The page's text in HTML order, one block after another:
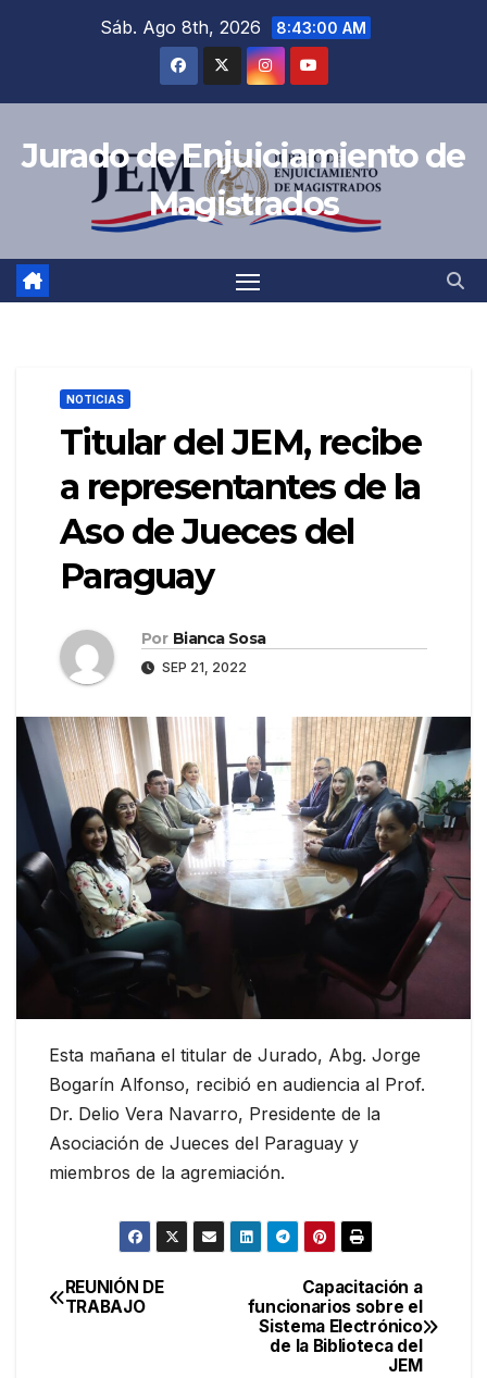
Sáb. Ago 8th, 2026 8:43:01 AM
Jurado de Enjuiciamiento de
Magistrados
NOTICIAS
Titular del JEM, recibe
a representantes de la
Aso de Jueces del
Paraguay
Por Bianca Sosa
SEP 21, 2022
Esta mañana el titular de Jurado, Abg. Jorge
Bogarín Alfonso, recibió en audiencia al Prof.
Dr. Delio Vera Navarro, Presidente de la
Asociación de Jueces del Paraguay y
miembros de la agremiación.
Navegación
Capacitación a
funcionarios sobre el
Sistema Electrónico
de la Biblioteca del
JEM
REUNIÓN DE
TRABAJO